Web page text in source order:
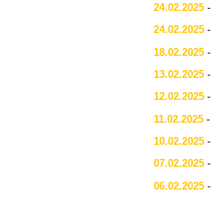
24.02.2025 -
24.02.2025 -
18.02.2025 -
13.02.2025 -
12.02.2025 -
11.02.2025 -
10.02.2025 -
07.02.2025 -
06.02.2025 -